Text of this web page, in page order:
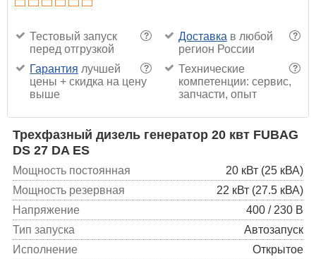
?
Тестовый запуск
перед отгрузкой
?
Доставка в любой
регион России
?
Гарантия лучшей
цены + скидка на цену
выше
?
Технические
компетенции: сервис,
запчасти, опыт
Трехфазный дизель генератор 20 квт FUBAG
DS 27 DA ES
Мощность постоянная
20 кВт (25 кВА)
Мощность резервная
22 кВт (27.5 кВА)
Напряжение
400 / 230 В
Тип запуска
Автозапуск
Исполнение
Открытое